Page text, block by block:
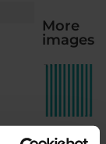
More
images